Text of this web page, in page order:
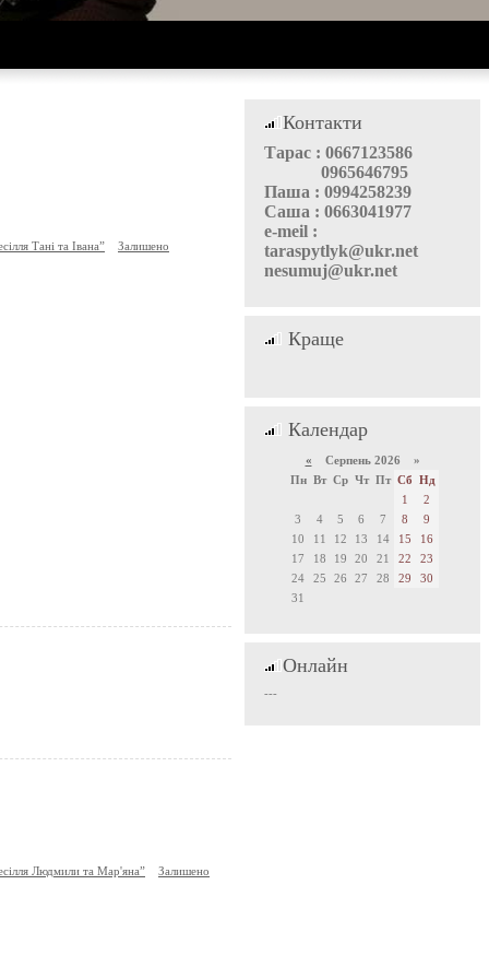
Тані та Івана”
Залишено
Людмили та Мар'яна”
Залишено
Контакти
Тарас : 0667123586
0965646795
Паша : 0994258239
Саша : 0663041977
e-meil :
taraspytlyk@ukr.net
nesumuj@ukr.net
Краще
Календар
« Серпень 2026 »
Пн Вт Ср Чт Пт Сб Нд
1
2
3
4 5 6 7 8
9
10
11 12 13 14 15
16
17
18 19 20 21 22
23
24
25 26 27 28 29
30
31
Онлайн
---